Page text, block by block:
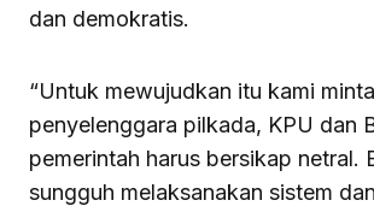
dan demokratis.
“Untuk mewujudkan itu kami minta
penyelenggara pilkada, KPU dan
pemerintah harus bersikap netral.
sungguh melaksanakan sistem